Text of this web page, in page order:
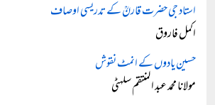
استاد جی حضرت قارنؒ کے تدریسی اوصاف
اکمل فاروق
حسین یادوں کے انمٹ نقوش
مولانا محمد عبد المنتقم سلہٹی